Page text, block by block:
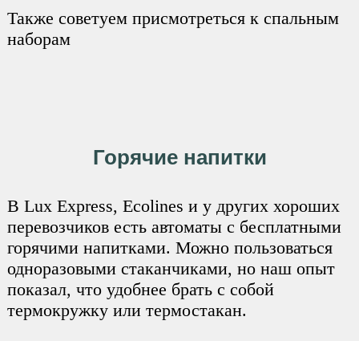
Также советуем присмотреться к спальным
наборам
Горячие напитки
В Lux Express, Ecolines и у других хороших
перевозчиков есть автоматы с бесплатными
горячими напитками. Можно пользоваться
одноразовыми стаканчиками, но наш опыт
показал, что удобнее брать с собой
термокружку или термостакан.